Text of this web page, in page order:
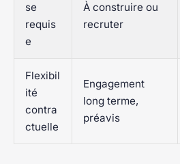
se
requis
e
À construire ou
recruter
Flexibil
ité
contra
ctuelle
Engagement
long terme,
préavis